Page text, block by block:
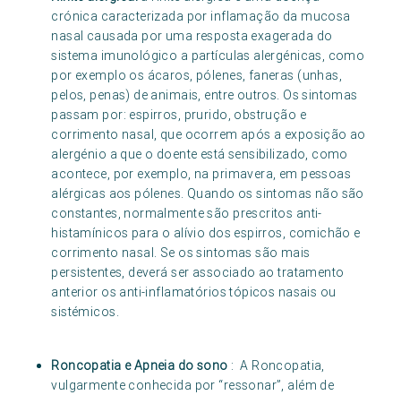
crónica caracterizada por inflamação da mucosa
nasal causada por uma resposta exagerada do
sistema imunológico a partículas alergénicas, como
por exemplo os ácaros, pólenes, faneras (unhas,
pelos, penas) de animais, entre outros. Os sintomas
passam por: espirros, prurido, obstrução e
corrimento nasal, que ocorrem após a exposição ao
alergénio a que o doente está sensibilizado, como
acontece, por exemplo, na primavera, em pessoas
alérgicas aos pólenes. Quando os sintomas não são
constantes, normalmente são prescritos anti-
histamínicos para o alívio dos espirros, comichão e
corrimento nasal. Se os sintomas são mais
persistentes, deverá ser associado ao tratamento
anterior os anti-inflamatórios tópicos nasais ou
sistémicos.
Roncopatia e Apneia do sono : A Roncopatia,
vulgarmente conhecida por “ressonar”, além de